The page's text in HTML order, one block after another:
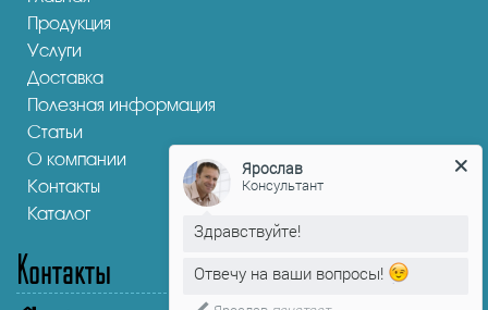
Продукция
Услуги
Доставка
Полезная информация
Статьи
О компании
Контакты
Каталог
Контакты
Ярослав
Консультант
Здравствуйте!
Отвечу на ваши вопросы!